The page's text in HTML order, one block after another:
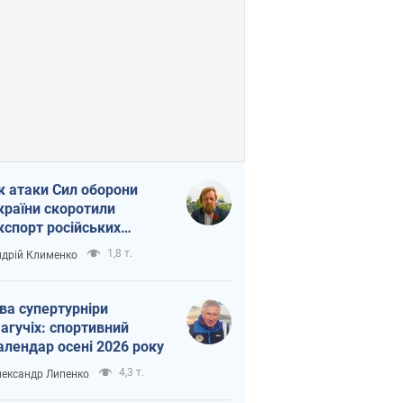
атаки Сил оборони
скоротили
російських
Клименко 1,8 т.
супертурніри
спортивний
осені 2026 року
Липенко 4,3 т.